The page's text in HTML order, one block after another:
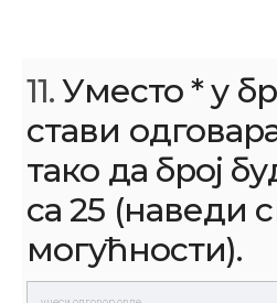
11.Уместо * у
стави
тако да број
са 25 (наведи
могућности).